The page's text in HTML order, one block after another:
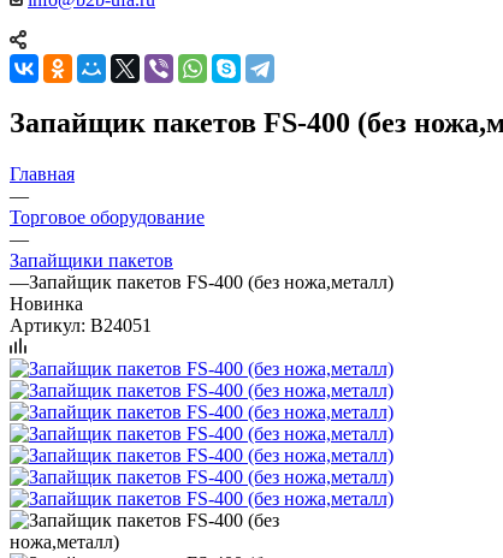
Запайщик пакетов FS-400 (без
Главная
—
Торговое оборудование
—
Запайщики пакетов
—Запайщик пакетов FS-400 (без ножа,металл)
Новинка
Артикул: B24051